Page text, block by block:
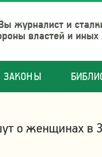
журналист и
властей и
ЗАКОНЫ
о женщинах в